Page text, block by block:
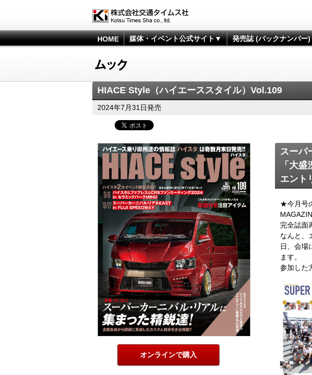
HOME 媒体・イベント公式サイト▼ 発売誌 (バックナンバ
HIACE Style（ハイエーススタイル）Vol.109
2024年7月31日発売
オンラインで購入
スーパ
「大
エント
★今月号
完全誌面
なんと、
日、会場
ます。
参加した